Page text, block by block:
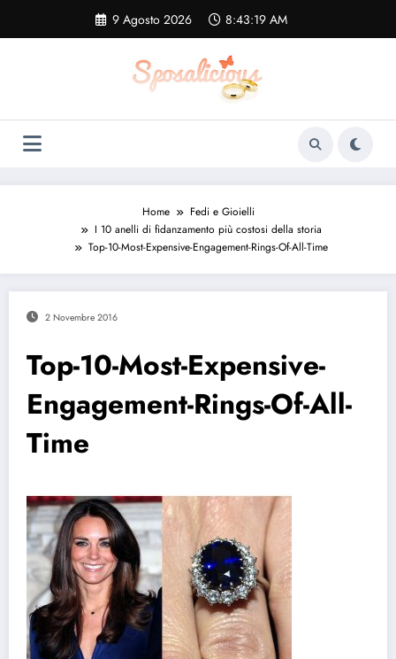
contenuto
9 Agosto 2026 8:43:20 AM
Home
Fedi e Gioielli
I 10 anelli di fidanzamento più costosi della storia
Top-10-Most-Expensive-Engagement-Rings-Of-All-Time
2 Novembre 2016
Top-10-Most-Expensive-
Engagement-Rings-Of-All-
Time